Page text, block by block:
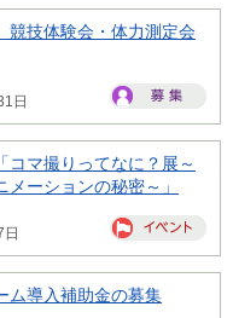
技体験会・体力測定会
日
コマ撮りってなに？展～
ーションの秘密～」
ム導入補助金の募集